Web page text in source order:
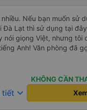
Nếu bạn muốn sử
Đà Lạt thì sử dụng tại
nói giọng Việt, nhưng tôi
Anh! Văn phòng đã
mặc dù tôi phải
(van) ở cổng chính sẽ
ở trên xe nên hãy cắt
người soát vé không nói
KHÔNG CẦN
tiết keyboard_arrow_down